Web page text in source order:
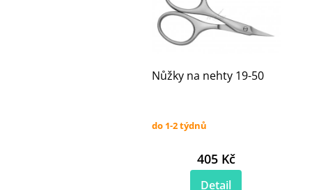
Nůžky na nehty 19-50
do 1-2 týdnů
405 Kč
Detail